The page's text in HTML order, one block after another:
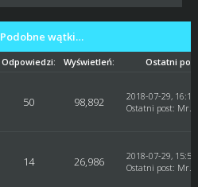
Podobne wątki…
Odpowiedzi: Wyświetleń: Ostatni
50 98,892
2018-07-29,
Ostatni post: Mr.
14 26,986
2018-07-29,
Ostatni post: Mr.